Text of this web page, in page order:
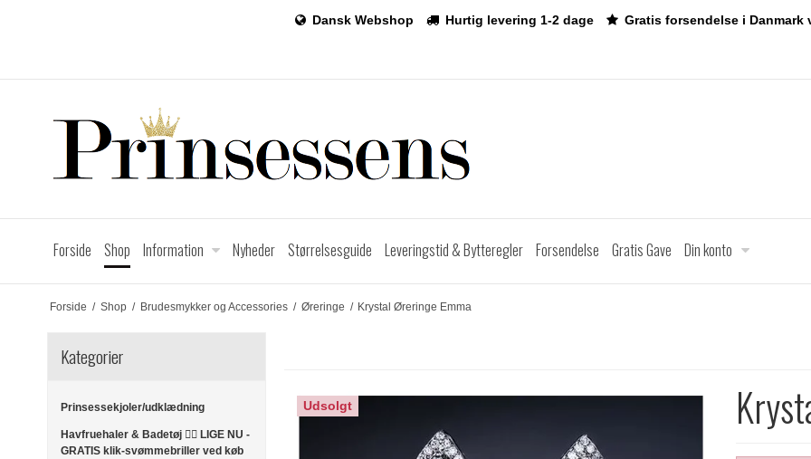
Dansk Webshop Hurtig levering 1-2 dage Gratis forsendelse i Danmark
Forside Shop Information Nyheder Størrelsesguide Leveringstid & Bytteregler Forsendelse Gratis Gave Din konto
Forside / Shop / Brudesmykker og Accessories / Øreringe / Krystal Øreringe Emma
Kategorier
Prinsessekjoler/udklædning
Havfruehaler & Badetøj 🧜‍♀️ LIGE NU -
GRATIS klik-svømmebriller ved køb
Udsolgt